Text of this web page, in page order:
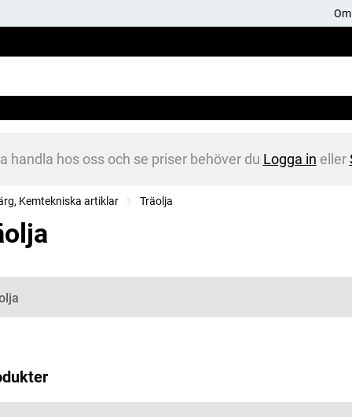
handla hos oss och se priser behöver du Logga in eller
Kemtekniska artiklar Träolja